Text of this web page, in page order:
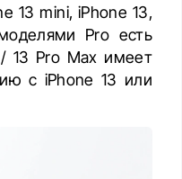
13 mini, iPhone 13,
Pro есть
13 Pro Max имеет
с iPhone 13 или